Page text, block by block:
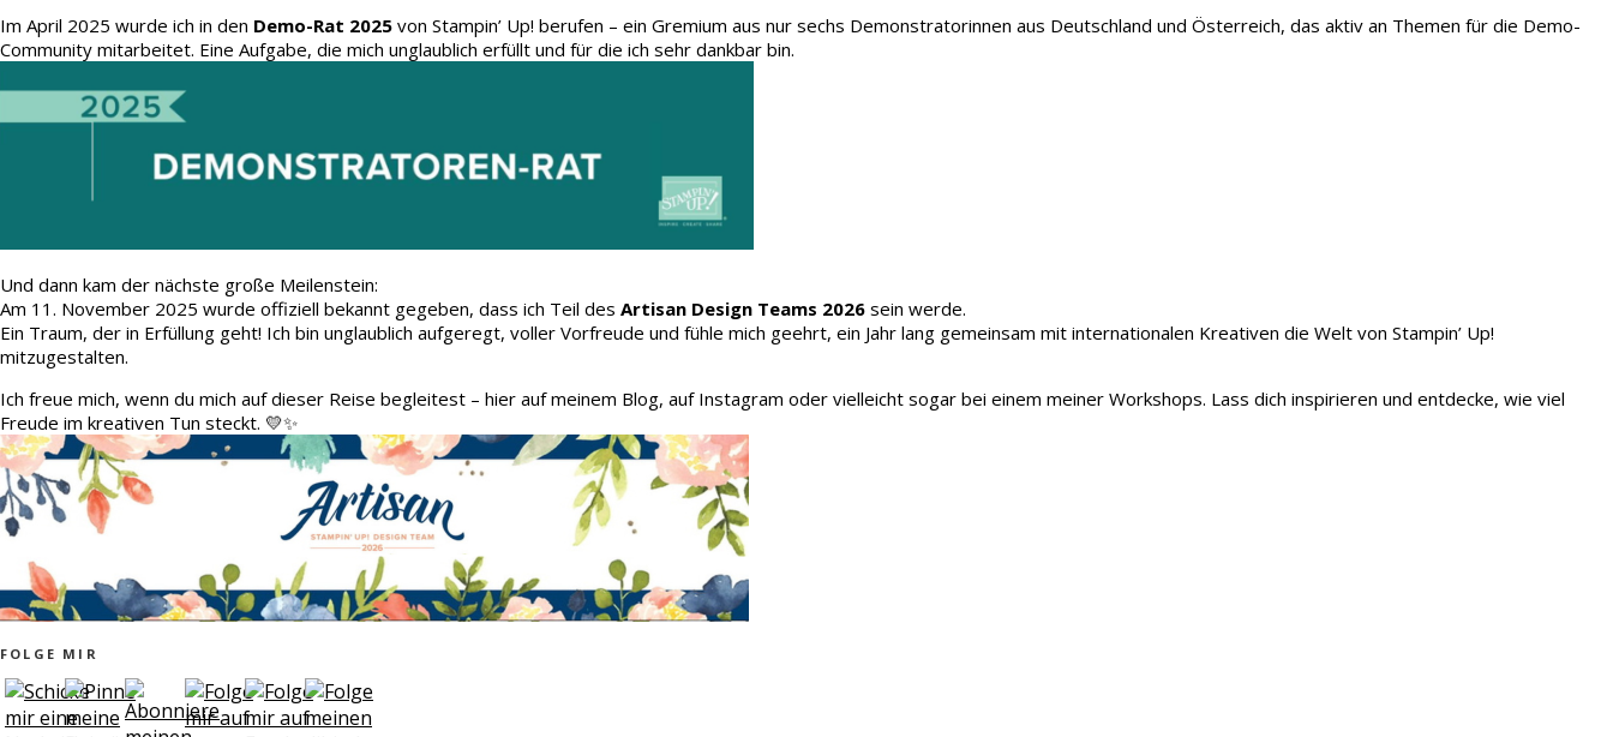
Im April 2025 wurde ich in den Demo-Rat 2025 von Stampin’ Up! berufen – ein Gremium aus nur sechs Demonstratorinnen aus Deutschland und Österreich, das aktiv an Themen für die Demo-
Community mitarbeitet. Eine Aufgabe, die mich unglaublich erfüllt und für die ich sehr dankbar bin.
Und dann kam der nächste große Meilenstein:
Am 11. November 2025 wurde offiziell bekannt gegeben, dass ich Teil des Artisan Design Teams 2026 sein werde.
Ein Traum, der in Erfüllung geht! Ich bin unglaublich aufgeregt, voller Vorfreude und fühle mich geehrt, ein Jahr lang gemeinsam mit internationalen Kreativen die Welt von Stampin’ Up!
mitzugestalten.
Ich freue mich, wenn du mich auf dieser Reise begleitest – hier auf meinem Blog, auf Instagram oder vielleicht sogar bei einem meiner Workshops. Lass dich inspirieren und entdecke, wie viel
Freude im kreativen Tun steckt. 💛✨
FOLGE MIR